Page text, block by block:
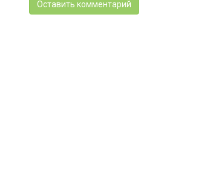
Оставить комментарий